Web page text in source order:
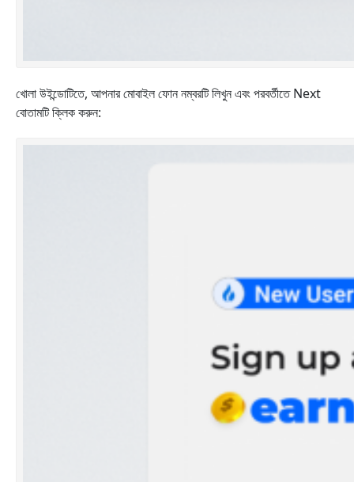
খোলা উইন্ডোটিতে, আপনার মোবাইল ফোন নম্বরটি লিখুন এবং পরবর্তীতে Next
বোতামটি ক্লিক করুন: